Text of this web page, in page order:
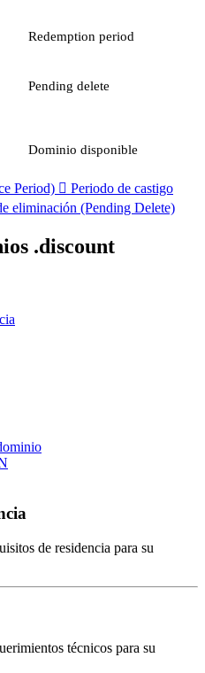
Redemption period
Pending delete
Dominio disponible
Period)  Periodo de castigo
eliminación (Pending Delete)
.discount
de residencia para su
técnicos para su